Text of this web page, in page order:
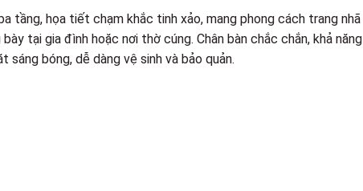
tầng, họa tiết chạm khắc tinh xảo, mang phong cách trang nhã
tại gia đình hoặc nơi thờ cúng. Chân bàn chắc chắn, khả năng
bóng, dễ dàng vệ sinh và bảo quản.